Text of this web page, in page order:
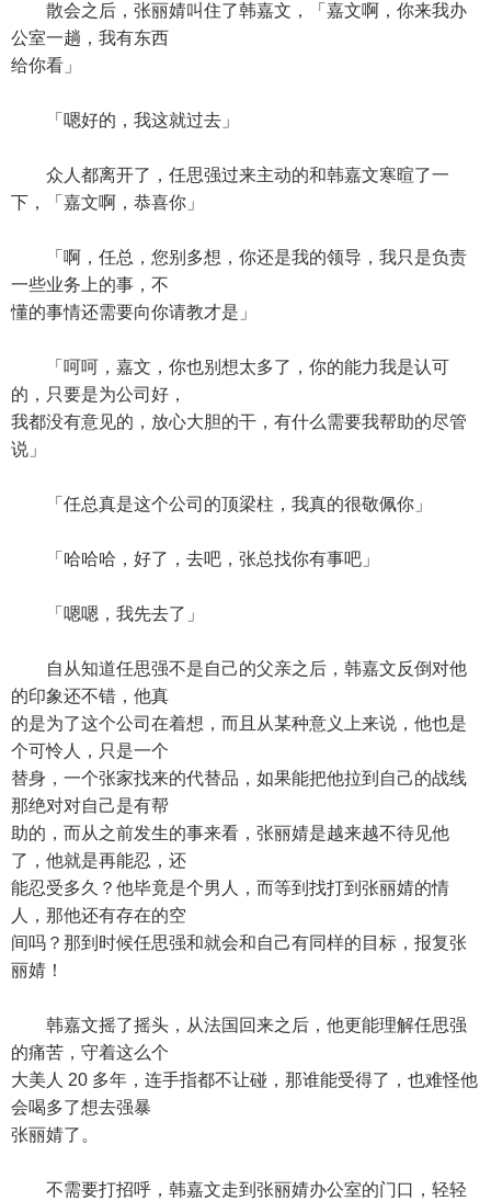
散会之后，张丽婧叫住了韩嘉文，「嘉文啊，你来我办
公室一趟，我有东西
给你看」
「嗯好的，我这就过去」
众人都离开了，任思强过来主动的和韩嘉文寒暄了一
下，「嘉文啊，恭喜你」
「啊，任总，您别多想，你还是我的领导，我只是负责
一些业务上的事，不
懂的事情还需要向你请教才是」
「呵呵，嘉文，你也别想太多了，你的能力我是认可
的，只要是为公司好，
我都没有意见的，放心大胆的干，有什么需要我帮助的尽管
说」
「任总真是这个公司的顶梁柱，我真的很敬佩你」
「哈哈哈，好了，去吧，张总找你有事吧」
「嗯嗯，我先去了」
自从知道任思强不是自己的父亲之后，韩嘉文反倒对他
的印象还不错，他真
的是为了这个公司在着想，而且从某种意义上来说，他也是
个可怜人，只是一个
替身，一个张家找来的代替品，如果能把他拉到自己的战线
那绝对对自己是有帮
助的，而从之前发生的事来看，张丽婧是越来越不待见他
了，他就是再能忍，还
能忍受多久？他毕竟是个男人，而等到找打到张丽婧的情
人，那他还有存在的空
间吗？那到时候任思强和就会和自己有同样的目标，报复张
丽婧！
韩嘉文摇了摇头，从法国回来之后，他更能理解任思强
的痛苦，守着这么个
大美人 20 多年，连手指都不让碰，那谁能受得了，也难怪他
会喝多了想去强暴
张丽婧了。
不需要打招呼，韩嘉文走到张丽婧办公室的门口，轻轻